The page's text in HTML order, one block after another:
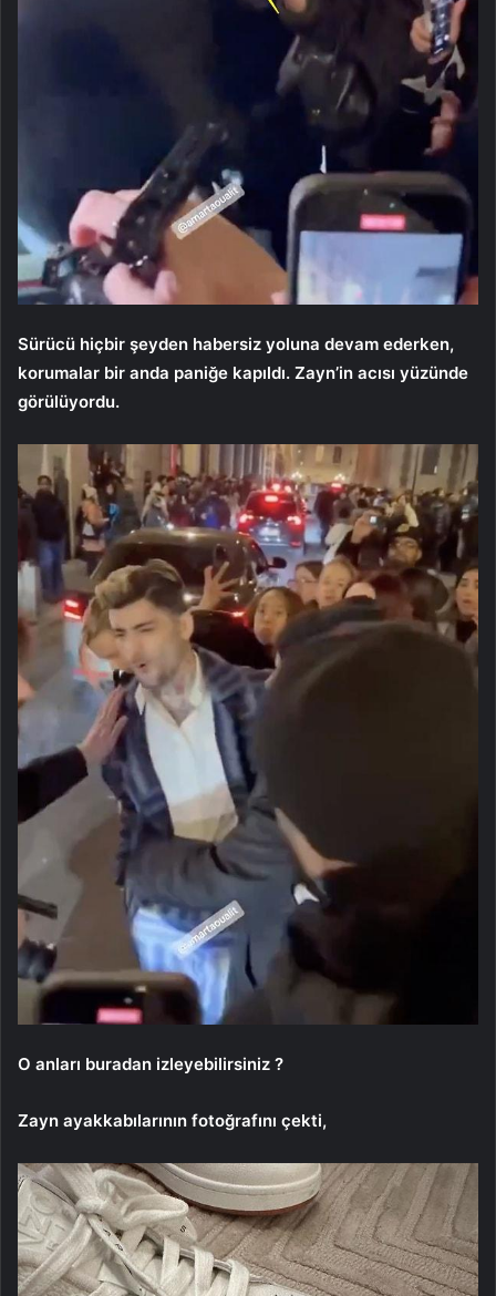
Sürücü hiçbir şeyden habersiz yoluna devam ederken,
korumalar bir anda paniğe kapıldı. Zayn’in acısı yüzünde
görülüyordu.
O anları buradan izleyebilirsiniz ?
Zayn ayakkabılarının fotoğrafını çekti,